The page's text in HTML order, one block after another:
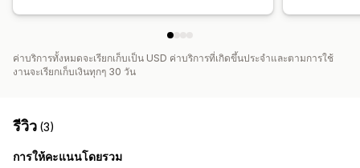
ค่าบริการทั้งหมดจะเรียกเก็บเป็น USD ค่าบริการที่เกิดขึ้นประจำและตามการใช้
งานจะเรียกเก็บเงินทุกๆ 30 วัน
รีวิว (3)
การให้คะแนนโดยรวม